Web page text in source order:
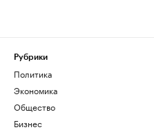
Рубрики
Политика
Экономика
Общество
Бизнес